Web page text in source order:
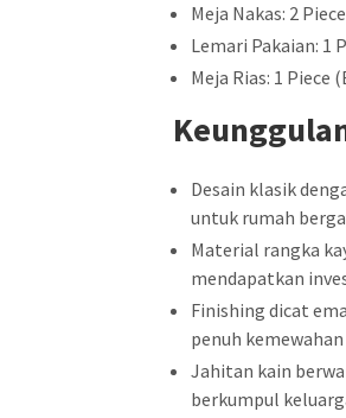
Meja Nakas: 2
Lemari Pakaian: 1
Meja Rias: 1 Piece
Desain klasik
untuk rumah
Material rangka
mendapatkan
Finishing dicat
penuh
Jahitan kain
berkumpul